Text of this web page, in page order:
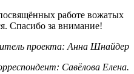
работе вожатых
Спасибо за внимание!
проекта: Анна Шнайдер
Савёлова Елена.